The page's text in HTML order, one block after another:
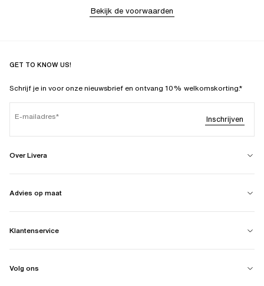
Bekijk de voorwaarden
GET TO KNOW US!
Schrijf je in voor onze nieuwsbrief en ontvang 10% welkomskorting.*
E-mailadres Inschrijven
Over Livera
Advies op maat
Klantenservice
Volg ons